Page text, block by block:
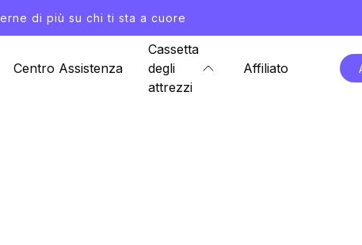
di più su chi ti sta a cuore
Centro Assistenza
Cassetta
degli
attrezzi
Affiliato